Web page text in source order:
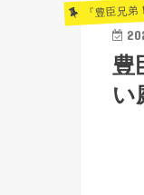
『豊臣兄
豊
い